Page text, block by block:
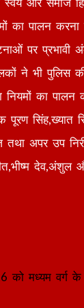
का पालन
पर प्रभावी
ने भी पुलिस
नियमों का पालन
सिंह,ख्यात
तथा अपर उप
देव,अंशुल
मध्यम वर्ग के